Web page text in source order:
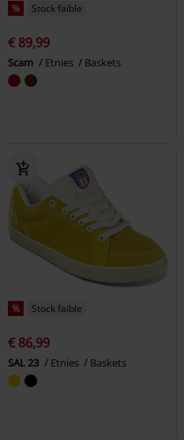
% Stock faible
€ 89,99
Scam Etnies Baskets
% Stock faible
€ 86,99
SAL 23 Etnies Baskets